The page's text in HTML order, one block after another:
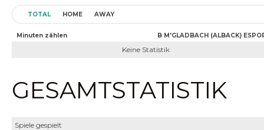
TOTAL HOME AWAY
Minuten zählen B M'GLADBACH (ALBACK)
Keine Statistik
GESAMTSTATISTIK
Spiele gespielt